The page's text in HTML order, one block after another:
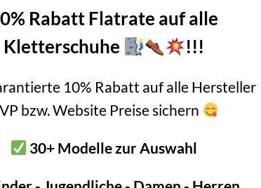
Rabatt Flatrate auf alle
Kletterschuhe
!!!
10% Rabatt auf alle Hersteller
bzw. Website Preise sichern
30+ Modelle zur Auswahl
ihrer extrem hohen Korrosionsbeständigkeit
in Meeresnähe!
empfehlen denFixe PLX – Duplex Stahl.Dieser